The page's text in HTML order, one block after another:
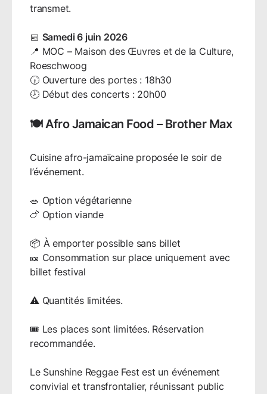
transmet.
📅 Samedi 6 juin 2026
📍 MOC – Maison des Œuvres et de la Culture,
Roeschwoog
🕡 Ouverture des portes : 18h30
🕗 Début des concerts : 20h00
🍽️ Afro Jamaican Food – Brother Max
Cuisine afro-jamaïcaine proposée le soir de
l’événement.
🥗 Option végétarienne
🍗 Option viande
📦 À emporter possible sans billet
🎫 Consommation sur place uniquement avec
billet festival
⚠️ Quantités limitées.
🎟️ Les places sont limitées. Réservation
recommandée.
Le Sunshine Reggae Fest est un événement
convivial et transfrontalier, réunissant public